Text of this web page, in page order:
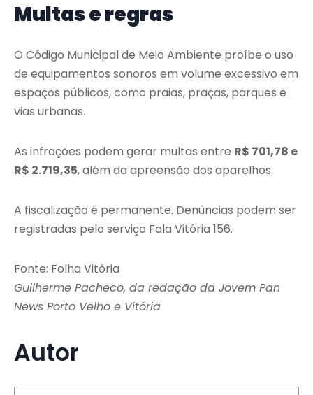
Multas e regras
O Código Municipal de Meio Ambiente proíbe o uso
de equipamentos sonoros em volume excessivo em
espaços públicos, como praias, praças, parques e
vias urbanas.
As infrações podem gerar multas entre R$ 701,78 e
R$ 2.719,35, além da apreensão dos aparelhos.
A fiscalização é permanente. Denúncias podem ser
registradas pelo serviço Fala Vitória 156.
Fonte: Folha Vitória
Guilherme Pacheco, da redação da Jovem Pan
News Porto Velho e Vitória
Autor